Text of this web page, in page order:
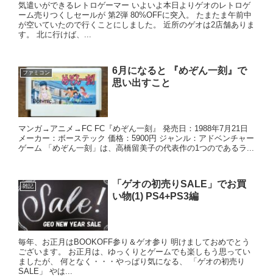
気遣いができるレトロゲーマー いよいよ本日よりゲオのレトロゲ
ーム売りつくしセールが 第2弾 80%OFFに突入。 たまたま午前中
が空いていたので行くことにしました。 近所のゲオは2店舗ありま
す。 北に行けば、...
ファミコン
6月になると 『めぞん一刻』で
思い出すこと
マンガ→アニメ→FC FC『めぞん一刻』 発売日：1988年7月21日
メーカー：ボーステック 価格：5900円 ジャンル：アドベンチャー
ゲーム 「めぞん一刻」は、高橋留美子の代表作の1つのであるラ...
雑記
「ゲオの初売りSALE」でお買
い物(1) PS4+PS3編
毎年、お正月はBOOKOFF参り＆ゲオ参り 明けましておめでとう
ございます。 お正月は、ゆっくりとゲームでも楽しもう思ってい
ましたが、 何となく・・・やっぱり気になる、 「ゲオの初売り
SALE」 やは...